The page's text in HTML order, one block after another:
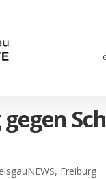
, Freiburg